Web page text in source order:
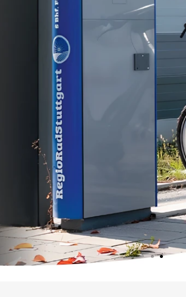
أفينير لايت خط أنيق وبسيط،
مريح للعين، وهو خيار ممتاز
أنظمة قفل لمحطة الدراجات
التكنولوجيا في الحياة